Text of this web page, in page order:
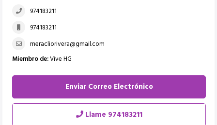
974183211
974183211
meracliorivera@gmail.com
Miembro de:Vive HG
Enviar Correo Electrónico
Llame 974183211